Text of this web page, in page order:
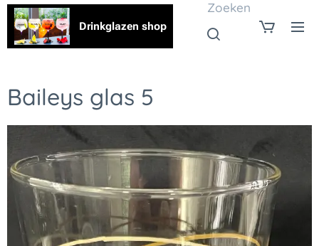
Drinkglazen shop
Zoeken
Baileys glas 5